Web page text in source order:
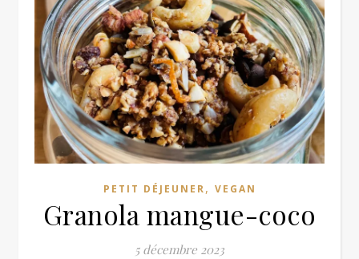
PETIT DÉJEUNER, VEGAN
Granola mangue-coco
5 décembre 2023